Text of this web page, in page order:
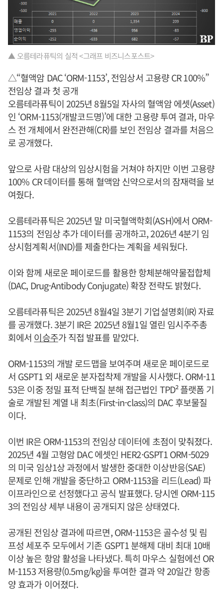
▲ 오름테라퓨틱의 실적 <그래프 비즈니스포스트>
△“혈액암 DAC ‘ORM-1153’, 전임상서 고용량 CR 100%”
전임상 결과 첫 공개
오름테라퓨틱이 2025년 8월5일 자사의 혈액암 에셋(Asset)
인 ‘ORM-1153(개발코드명)’에 대한 고용량 투여 결과, 마우
스 전 개체에서 완전관해(CR)를 보인 전임상 결과를 처음으
로 공개했다.
앞으로 사람 대상의 임상시험을 거쳐야 하지만 이번 고용량
100% CR 데이터를 통해 혈액암 신약으로서의 잠재력을 보
여줬다.
오름테라퓨틱은 2025년 말 미국혈액학회(ASH)에서 ORM-
1153의 전임상 추가 데이터를 공개하고, 2026년 4분기 임
상시험계획서(IND)를 제출한다는 계획을 세워뒀다.
이와 함께 새로운 페이로드를 활용한 항체분해약물접합체
(DAC, Drug-Antibody Conjugate) 확장 전략도 밝혔다.
오름테라퓨틱은 2025년 8월4일 3분기 기업설명회(IR) 자료
를 공개했다. 3분기 IR은 2025년 8월1일 열린 임시주주총
회에서 이승주가 직접 발표를 맡았다.
ORM-1153의 개발 로드맵을 보여주며 새로운 페이로드로
서 GSPT1 외 새로운 분자접착제 개발을 시사했다. ORM-11
53은 이중 정밀 표적 단백질 분해 접근법인 TPD² 플랫폼 기
술로 개발된 계열 내 최초(First-in-class)의 DAC 후보물질
이다.
이번 IR은 ORM-1153의 전임상 데이터에 초점이 맞춰졌다.
2025년 4월 고형암 DAC 에셋인 HER2·GSPT1 ORM-5029
의 미국 임상1상 과정에서 발생한 중대한 이상반응(SAE)
문제로 인해 개발을 중단하고 ORM-1153을 리드(Lead) 파
이프라인으로 선정했다고 공식 발표했다. 당시엔 ORM-115
3의 전임상 세부 내용이 공개되지 않은 상태였다.
공개된 전임상 결과에 따르면, ORM-1153은 골수성 및 림
프성 세포주 모두에서 기존 GSPT1 분해제 대비 최대 10배
이상 높은 항암 활성을 나타냈다. 특히 마우스 실험에선 OR
M-1153 저용량(0.5mg/kg)을 투여한 결과 약 20일간 항종
양 효과가 이어졌다.